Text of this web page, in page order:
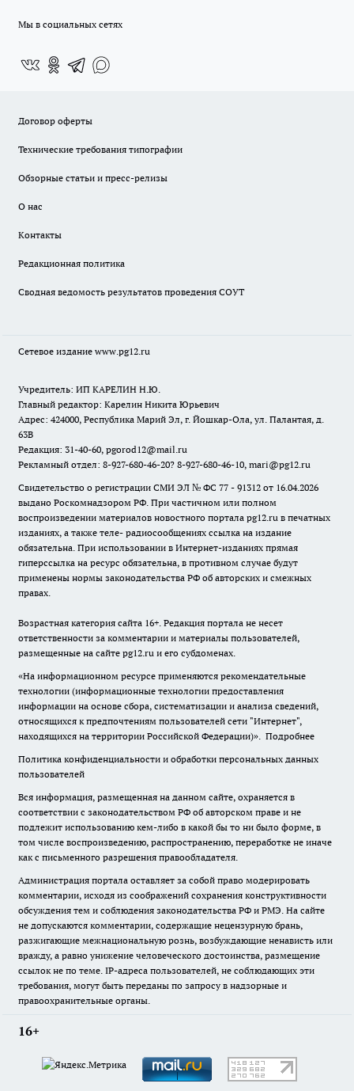
Мы в социальных сетях
Договор оферты
Технические требования типографии
Обзорные статьи и пресс-релизы
О нас
Контакты
Редакционная политика
Сводная ведомость результатов проведения СОУТ
Сетевое издание www.pg12.ru
Учредитель: ИП КАРЕЛИН Н.Ю.
Главный редактор: Карелин Никита Юрьевич
Адрес: 424000, Республика Марий Эл, г. Йошкар-Ола, ул. Палантая, д.
63В
Редакция: 31-40-60, pgorod12@mail.ru
Рекламный отдел: 8-927-680-46-20? 8-927-680-46-10, mari@pg12.ru
Свидетельство о регистрации СМИ ЭЛ № ФС 77 - 91312 от 16.04.2026
выдано Роскомнадзором РФ. При частичном или полном
воспроизведении материалов новостного портала pg12.ru в печатных
изданиях, а также теле- радиосообщениях ссылка на издание
обязательна. При использовании в Интернет-изданиях прямая
гиперссылка на ресурс обязательна, в противном случае будут
применены нормы законодательства РФ об авторских и смежных
правах.
Возрастная категория сайта 16+. Редакция портала не несет
ответственности за комментарии и материалы пользователей,
размещенные на сайте pg12.ru и его субдоменах.
«На информационном ресурсе применяются рекомендательные
технологии (информационные технологии предоставления
информации на основе сбора, систематизации и анализа сведений,
относящихся к предпочтениям пользователей сети "Интернет",
находящихся на территории Российской Федерации)». Подробнее
Политика конфиденциальности и обработки персональных данных
пользователей
Вся информация, размещенная на данном сайте, охраняется в
соответствии с законодательством РФ об авторском праве и не
подлежит использованию кем-либо в какой бы то ни было форме, в
том числе воспроизведению, распространению, переработке не иначе
как с письменного разрешения правообладателя.
Администрация портала оставляет за собой право модерировать
комментарии, исходя из соображений сохранения конструктивности
обсуждения тем и соблюдения законодательства РФ и РМЭ. На сайте
не допускаются комментарии, содержащие нецензурную брань,
разжигающие межнациональную рознь, возбуждающие ненависть или
вражду, а равно унижение человеческого достоинства, размещение
ссылок не по теме. IP-адреса пользователей, не соблюдающих эти
требования, могут быть переданы по запросу в надзорные и
правоохранительные органы.
16+